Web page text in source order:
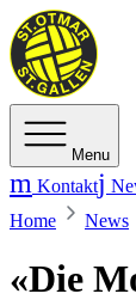
Menu
Kontakt
Home
News
«Die